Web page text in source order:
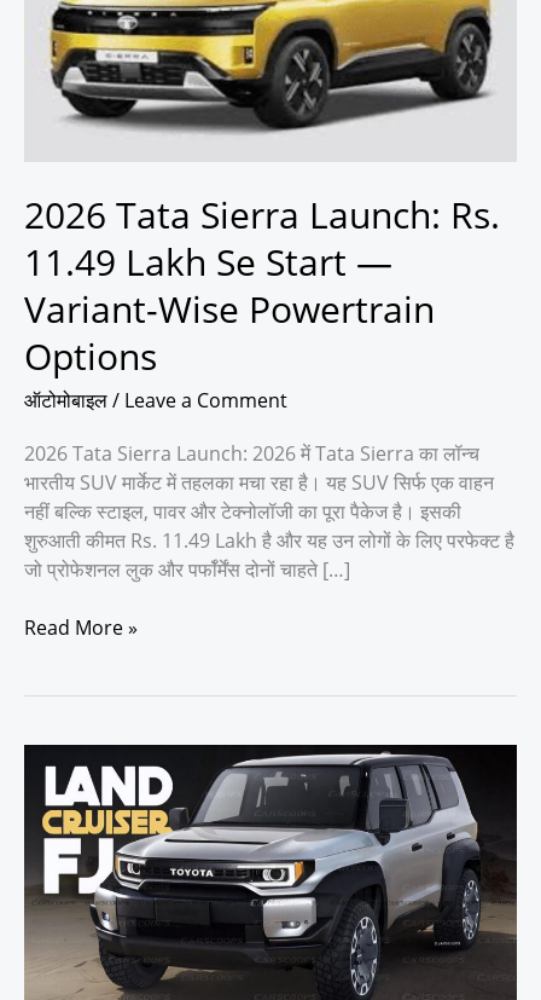
2026 Tata Sierra Launch: Rs.
11.49 Lakh Se Start —
Variant-Wise Powertrain
Options
ऑटोमोबाइल/ Leave a Comment
2026 Tata Sierra Launch: 2026 में Tata Sierra का लॉन्च
भारतीय SUV मार्केट में तहलका मचा रहा है। यह SUV सिर्फ एक वाहन
नहीं बल्कि स्टाइल, पावर और टेक्नोलॉजी का पूरा पैकेज है। इसकी
शुरुआती कीमत Rs. 11.49 Lakh है और यह उन लोगों के लिए परफेक्ट है
जो प्रोफेशनल लुक और पर्फॉर्मेंस दोनों चाहते […]
11.49
Lakh
Start
Wise
Powertrain
Options
Read More »
Toyota
Land
Cruiser
इंजन,
7
एयरबैग